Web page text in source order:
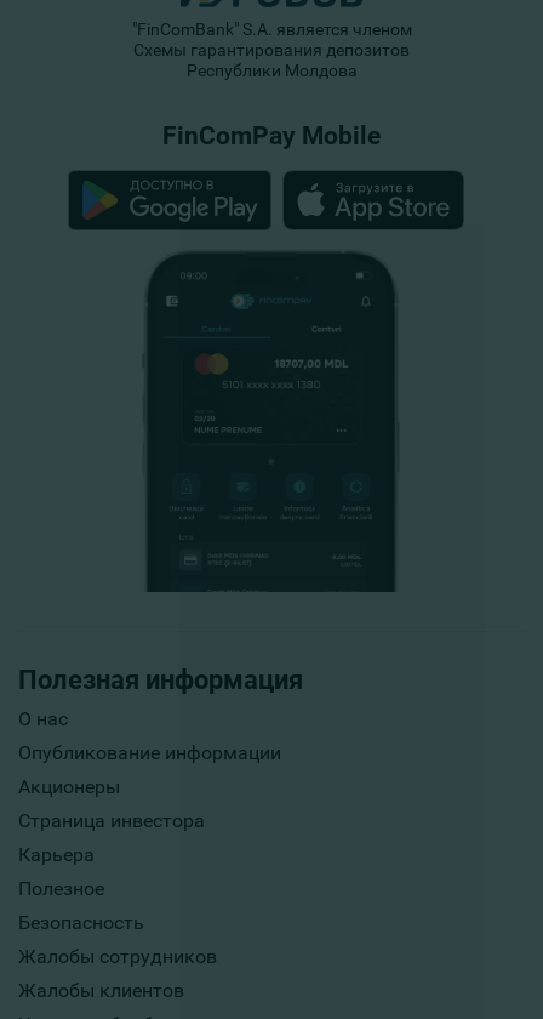
Полезная информация
О нас
Опубликование информации
Акционеры
Страница инвестора
Карьера
Полезное
Безопасность
Жалобы сотрудников
Жалобы клиентов
"FinComBank" S.A. является членом
Схемы гарантирования депозитов
Республики Молдова
FinComPay Mobile